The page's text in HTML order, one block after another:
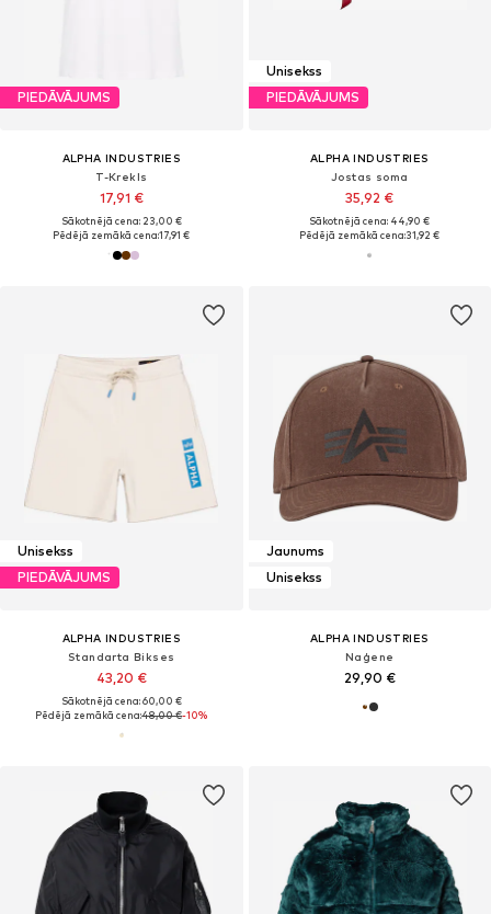
PIEDĀVĀJUMS
ALPHA INDUSTRIES
T-Krekls
17,91 €
Sākotnējā cena: 23,00 €
Pēdējā zemākā cena:17,91 €
Unisekss
PIEDĀVĀJUMS
ALPHA INDUSTRIES
Jostas soma
35,92 €
Sākotnējā cena: 44,90 €
Pēdējā zemākā cena:31,92 €
Unisekss
PIEDĀVĀJUMS
ALPHA INDUSTRIES
Standarta Bikses
43,20 €
Sākotnējā cena: 60,00 €
Pēdējā zemākā cena:48,00 €-10%
Jaunums
Unisekss
ALPHA INDUSTRIES
Naģene
29,90 €